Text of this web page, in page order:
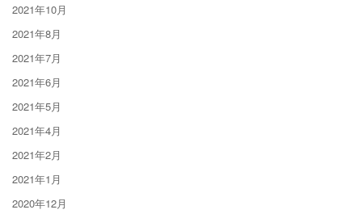
2021年10月
2021年8月
2021年7月
2021年6月
2021年5月
2021年4月
2021年2月
2021年1月
2020年12月